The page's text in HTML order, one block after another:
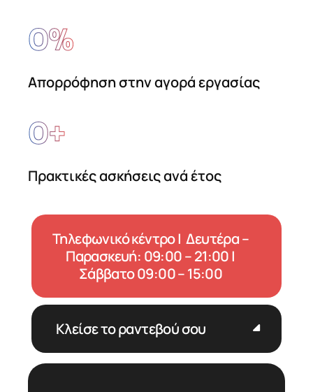
0%
Απορρόφηση στην αγορά εργασίας
0+
Πρακτικές ασκήσεις ανά έτος
Τηλεφωνικό κέντρο | Δευτέρα –
Παρασκευή: 09:00 – 21:00 |
Σάββατο 09:00 – 15:00
Κλείσε το ραντεβού σου